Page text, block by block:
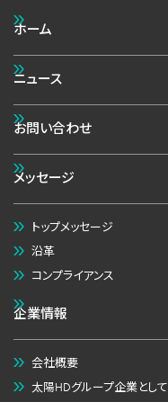
ホーム
ニュース
お問い合わせ
メッセージ
トップメッセージ
沿革
コンプライアンス
企業情報
会社概要
太陽HDグループ企業として